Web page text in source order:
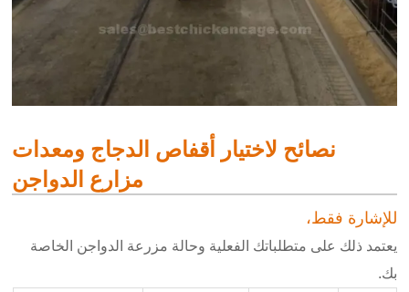
نصائح لاختيار أقفاص الدجاج ومعدات
مزارع الدواجن
للإشارة فقط،
يعتمد ذلك على متطلباتك الفعلية وحالة مزرعة الدواجن الخاصة
بك.